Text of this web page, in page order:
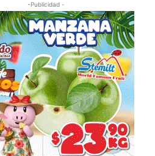
-Publicidad -